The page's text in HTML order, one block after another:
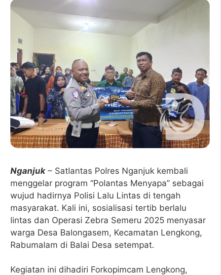
Nganjuk – Satlantas Polres Nganjuk kembali
menggelar program “Polantas Menyapa” sebagai
wujud hadirnya Polisi Lalu Lintas di tengah
masyarakat. Kali ini, sosialisasi tertib berlalu
lintas dan Operasi Zebra Semeru 2025 menyasar
warga Desa Balongasem, Kecamatan Lengkong,
Rabumalam di Balai Desa setempat.
Kegiatan ini dihadiri Forkopimcam Lengkong,